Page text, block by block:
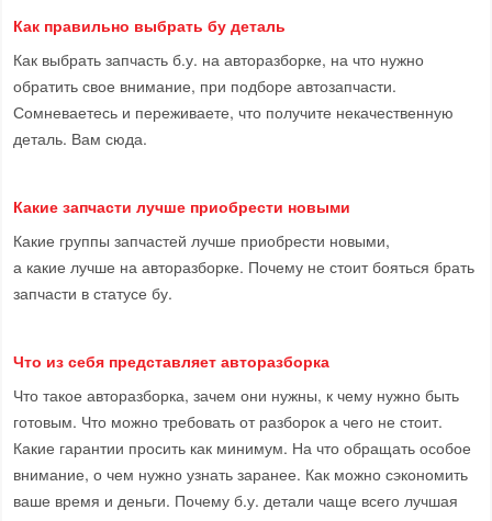
Как правильно выбрать бу деталь
Как выбрать запчасть б.у. на авторазборке, на что нужно
обратить свое внимание, при подборе автозапчасти.
Сомневаетесь и переживаете, что получите некачественную
деталь. Вам сюда.
Какие запчасти лучше приобрести новыми
Какие группы запчастей лучше приобрести новыми,
а какие лучше на авторазборке. Почему не стоит бояться брать
запчасти в статусе бу.
Что из себя представляет авторазборка
Что такое авторазборка, зачем они нужны, к чему нужно быть
готовым. Что можно требовать от разборок а чего не стоит.
Какие гарантии просить как минимум. На что обращать особое
внимание, о чем нужно узнать заранее. Как можно сэкономить
ваше время и деньги. Почему б.у. детали чаще всего лучшая